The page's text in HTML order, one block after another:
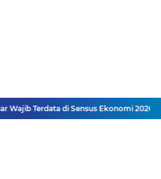
Terdata di Sensus Ekonomi 2026,